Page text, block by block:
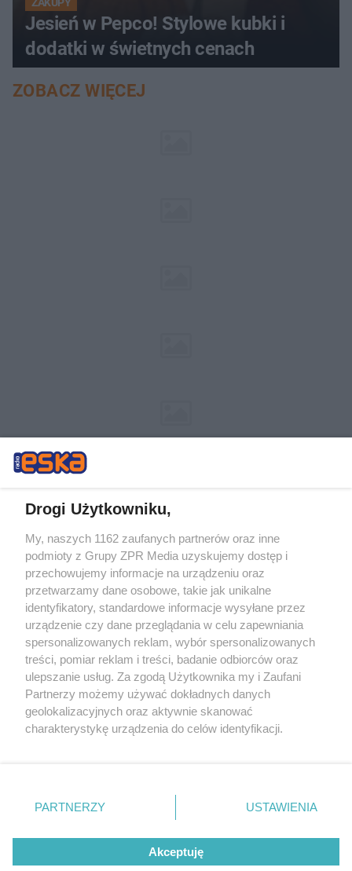
Jesień w Pepco! Stylowe kubki i
dodatki w świetnych cenach
ZOBACZ WIĘCEJ
Żaden utwór zamieszczony w serwisie nie może być powielany i
rozpowszechniany lub dalej rozpowszechniany w jakikolwiek sposób (w
tym także elektroniczny lub mechaniczny) na jakimkolwiek polu
eksploatacji w jakiejkolwiek formie, włącznie z umieszczaniem w
Internecie bez pisemnej zgody właściciela praw. Jakiekolwiek użycie lub
wykorzystanie utworów w całości lub w części z naruszeniem prawa,
tzn. bez właściwej zgody, jest zabronione pod groźbą kary i może być
ścigane prawnie.
© 2026 Grupa ZPR Media
Drogi Użytkowniku,
My, naszych 1162 zaufanych partnerów oraz inne
podmioty z Grupy ZPR Media uzyskujemy dostęp i
przechowujemy informacje na urządzeniu oraz
przetwarzamy dane osobowe, takie jak unikalne
identyfikatory, standardowe informacje wysyłane przez
urządzenie czy dane przeglądania w celu zapewniania
spersonalizowanych reklam, wybór spersonalizowanych
treści, pomiar reklam i treści, badanie odbiorców oraz
ulepszanie usług. Za zgodą Użytkownika my i Zaufani
Partnerzy możemy używać dokładnych danych
geolokalizacyjnych oraz aktywnie skanować
charakterystykę urządzenia do celów identyfikacji.
zmienić/wycofać klikając przycisk ustawień prywatności
znajdujący się w lewym dolnym rogu strony
rodzaje przetwarzania danych nie wymagają zgody
użytkownika, ale masz prawo sprzeciwić się takiemu
PARTNERZY USTAWIENIA
Akceptuję